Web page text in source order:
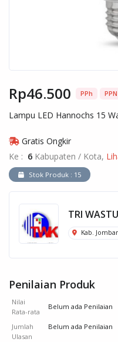
Rp46.500 PPh
Lampu LED Hannochs 15
Gratis Ongkir
Ke : 6 Kabupaten / Kota,
Stok Produk : 15
TRI
Kab.
Penilaian Produk
Nilai
Rata-rata
Belum ada Penilaian
Jumlah
Ulasan
Belum ada Penilaian